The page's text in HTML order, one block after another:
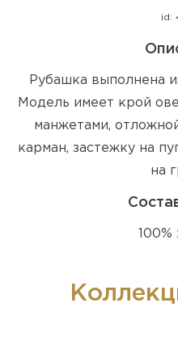
id:
Рубашка выполнена
Модель имеет крой
манжетами,
карман, застежку на
на
100%